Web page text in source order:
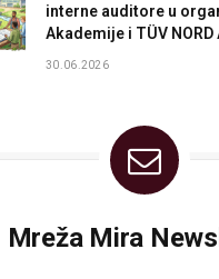
interne auditore u
Akademije i TÜV
30.06.2026
Mreža Mira